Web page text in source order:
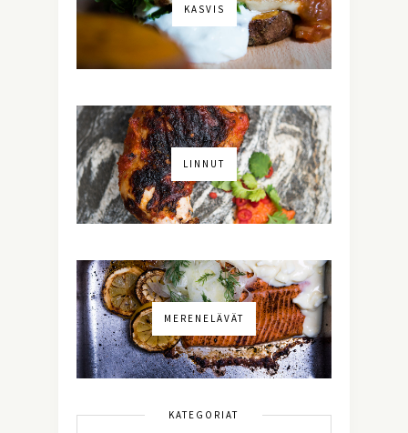
KASVIS
LINNUT
MERENELÄVÄT
KATEGORIAT